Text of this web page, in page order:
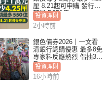
厘 8.21起可申購 發行金
額最多550億
投資理財
2小時前
銀色債券2026｜一文看
清銀行認購優惠 最多8免
專家料反應熱烈 倡抽30
手
投資理財
16小時前